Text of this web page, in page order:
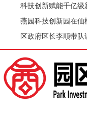
科技创新赋能千亿级
燕园科技创新园在仙
区政府区长李顺带队